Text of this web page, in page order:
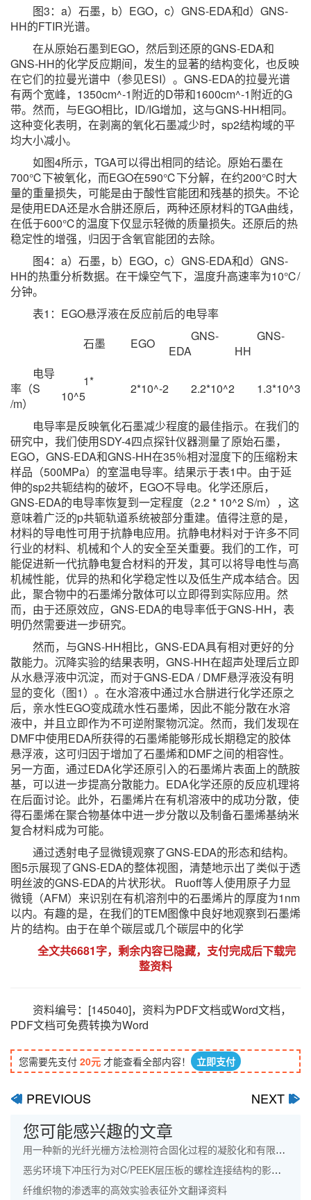
图3：a）石墨，b）EGO，c）GNS-EDA和d）GNS-
HH的FTIR光谱。
在从原始石墨到EGO，然后到还原的GNS-EDA和
GNS-HH的化学反应期间，发生的显著的结构变化，也反映
在它们的拉曼光谱中（参见ESI）。GNS-EDA的拉曼光谱
有两个宽峰，1350cm^-1附近的D带和1600cm^-1附近的G
带。然而，与EGO相比，ID/IG增加，这与GNS-HH相同。
这种变化表明，在剥离的氧化石墨减少时，sp2结构域的平
均大小减小。
如图4所示，TGA可以得出相同的结论。原始石墨在
700℃下被氧化，而EGO在590℃下分解，在约200℃时大
量的重量损失，可能是由于酸性官能团和残基的损失。不论
是使用EDA还是水合肼还原后，两种还原材料的TGA曲线，
在低于600℃的温度下仅显示轻微的质量损失。还原后的热
稳定性的增强，归因于含氧官能团的去除。
图4：a）石墨，b）EGO，c）GNS-EDA和d）GNS-
HH的热重分析数据。在干燥空气下，温度升高速率为10℃/
分钟。
表1：EGO悬浮液在反应前后的电导率
石墨
EGO
GNS-
EDA
GNS-
HH
电导
率（S
/m）
1*
10^5
2*10^-2 2.2*10^2 1.3*10^3
电导率是反映氧化石墨减少程度的最佳指示。在我们的
研究中，我们使用SDY-4四点探针仪器测量了原始石墨，
EGO，GNS-EDA和GNS-HH在35％相对湿度下的压缩粉末
样品（500MPa）的室温电导率。结果示于表1中。由于延
伸的sp2共轭结构的破坏，EGO不导电。化学还原后，
GNS-EDA的电导率恢复到一定程度（2.2 * 10^2 S/m），这
意味着广泛的p共轭轨道系统被部分重建。值得注意的是，
材料的导电性可用于抗静电应用。抗静电材料对于许多不同
行业的材料、机械和个人的安全至关重要。我们的工作，可
能促进新一代抗静电复合材料的开发，其可以将导电性与高
机械性能，优异的热和化学稳定性以及低生产成本结合。因
此，聚合物中的石墨烯分散体可以立即得到实际应用。然
而，由于还原效应，GNS-EDA的电导率低于GNS-HH，表
明仍然需要进一步研究。
然而，与GNS-HH相比，GNS-EDA具有相对更好的分
散能力。沉降实验的结果表明，GNS-HH在超声处理后立即
从水悬浮液中沉淀，而对于GNS-EDA / DMF悬浮液没有明
显的变化（图1）。在水溶液中通过水合肼进行化学还原之
后，亲水性EGO变成疏水性石墨烯，因此不能分散在水溶
液中，并且立即作为不可逆附聚物沉淀。然而，我们发现在
DMF中使用EDA所获得的石墨烯能够形成长期稳定的胶体
悬浮液，这可归因于增加了石墨烯和DMF之间的相容性。
另一方面，通过EDA化学还原引入的石墨烯片表面上的酰胺
基，可以进一步提高分散能力。EDA化学还原的反应机理将
在后面讨论。此外，石墨烯片在有机溶液中的成功分散，使
得石墨烯在聚合物基体中进一步分散以及制备石墨烯基纳米
复合材料成为可能。
通过透射电子显微镜观察了GNS-EDA的形态和结构。
图5示展现了GNS-EDA的整体视图，清楚地示出了类似于透
明丝波的GNS-EDA的片状形状。 Ruoff等人使用原子力显
微镜（AFM）来识别在有机溶剂中的石墨烯片的厚度为1nm
以内。有趣的是，在我们的TEM图像中良好地观察到石墨烯
片的结构。由于在单个碳层或几个碳层中的化学
全文共6681字，剩余内容已隐藏，支付完成后下载完
整资料
资料编号：[145040]，资料为PDF文档或Word文档，
PDF文档可免费转换为Word
您需要先支付 20元 才能查看全部内容！ 立即支付
ﰊ PREVIOUS NEXT ﰋ
您可能感兴趣的文章
用一种新的光纤光栅方法检测符合固化过程的凝胶化和有限化学收缩外文翻译资料
恶劣环境下冲压行为对C/PEEK层压板的螺栓连接结构的影响及其损伤机制外文翻译资料
纤维织物的渗透率的高效实验表征外文翻译资料